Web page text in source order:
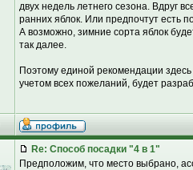
двух недель летнего сезона. Вдруг
ранних яблок. Или предпочтут есть
А возможно, зимние сорта яблок
так далее.
Поэтому единой рекомендации
учетом всех пожеланий, будет
Re: Способ посадки "4 в 1"
Предположим, что место выбрано,